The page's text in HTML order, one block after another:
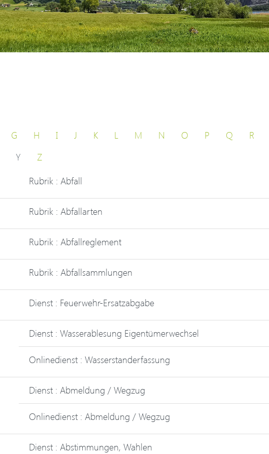
G H I J K L M N O P Q
R
Y
Z
Rubrik : Abfall
Rubrik : Abfallarten
Rubrik : Abfallreglement
Rubrik : Abfallsammlungen
Dienst : Feuerwehr-Ersatzabgabe
Dienst : Wasserablesung Eigentümerwechsel
Onlinedienst : Wasserstanderfassung
Dienst : Abmeldung / Wegzug
Onlinedienst : Abmeldung / Wegzug
Dienst : Abstimmungen, Wahlen